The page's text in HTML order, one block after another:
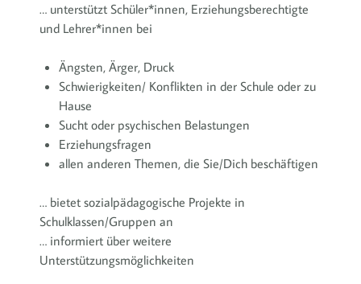
… unterstützt Schüler*innen, Erziehungsberechtigte
und Lehrer*innen bei
Ängsten, Ärger, Druck
Schwierigkeiten/ Konflikten in der Schule oder zu
Hause
Sucht oder psychischen Belastungen
Erziehungsfragen
allen anderen Themen, die Sie/Dich beschäftigen
… bietet sozialpädagogische Projekte in
Schulklassen/Gruppen an
… informiert über weitere
Unterstützungsmöglichkeiten